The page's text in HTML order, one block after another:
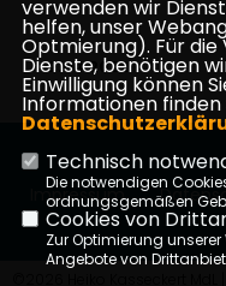
12.04.2022
Impressum
verwenden wir
helfen, unser
Optmierung). Für
Dienste, benötigen
Einwilligung können
Informationen finden
Technisch
Die notwendigen
ordnungsgemäßen
Cookies von
Zur Optimierung
Angebote von